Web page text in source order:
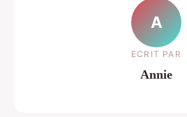
A
ECRIT PAR
Annie